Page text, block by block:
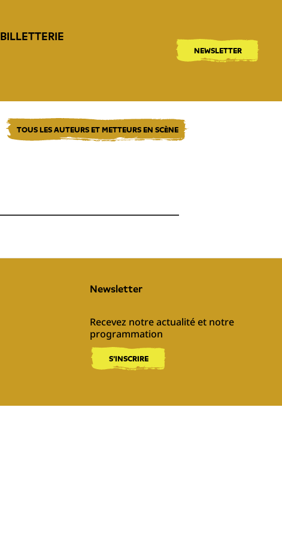
BILLETTERIE
NEWSLETTER
TOUS LES AUTEURS ET METTEURS EN SCÈNE
Newsletter
Recevez notre actualité et notre
programmation
S'INSCRIRE